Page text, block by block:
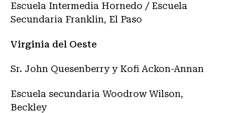
Escuela Intermedia Hornedo / Escuela
Secundaria Franklin, El Paso
Virginia del Oeste
Sr. John Quesenberry y Kofi Ackon-Annan
Escuela secundaria Woodrow Wilson,
Beckley